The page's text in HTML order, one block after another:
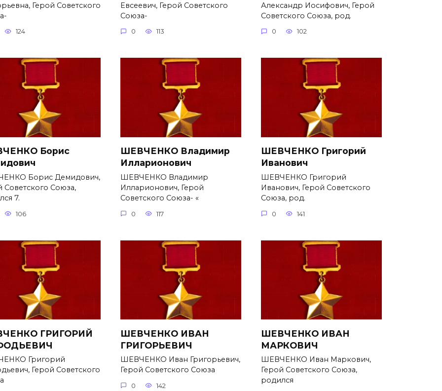
Герой Советского
124
Евсеевич, Герой Советского
Союза-
0 113
Александр Иосифович, Герой
Советского Союза, род.
0 102
Борис
Борис Демидович,
Советского Союза,
7.
106
ШЕВЧЕНКО Владимир
Илларионович
ШЕВЧЕНКО Владимир
Илларионович, Герой
Советского Союза- «
0 117
ШЕВЧЕНКО Григорий
Иванович
ШЕВЧЕНКО Григорий
Иванович, Герой Советского
Союза, род.
0 141
ГРИГОРИЙ
Григорий
Герой Советского
ШЕВЧЕНКО ИВАН
ГРИГОРЬЕВИЧ
ШЕВЧЕНКО Иван Григорьевич,
Герой Советского Союза
0 142
ШЕВЧЕНКО ИВАН
МАРКОВИЧ
ШЕВЧЕНКО Иван Маркович,
Герой Советского Союза,
родился